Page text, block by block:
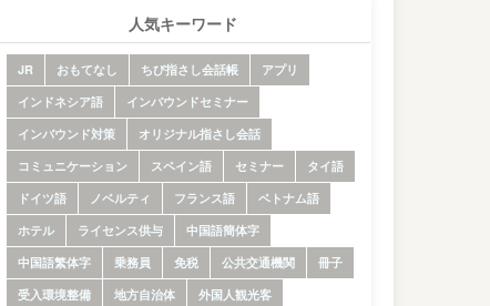
人気キーワード
JR おもてなし ちび指さし会話帳
アプリ
インドネシア語
インバウンドセミナー
インバウンド対策
オリジナル指さし会話
コミュニケーション
スペイン語 セミナー
タイ語
ドイツ語
ノベルティ フランス語
ベトナム語
ホテル
ライセンス供与
中国語簡体字
中国語繁体字
乗務員 免税 公共交通機関
冊子
受入環境整備
地方自治体
外国人観光客